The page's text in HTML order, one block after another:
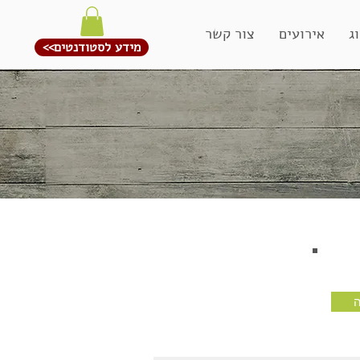
<<מידע לסטודנטים
אירועים צור קשר